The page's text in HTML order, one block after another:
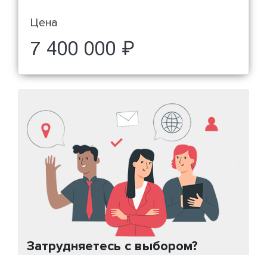
Цена
7 400 000 ₽
Затрудняетесь с выбором?